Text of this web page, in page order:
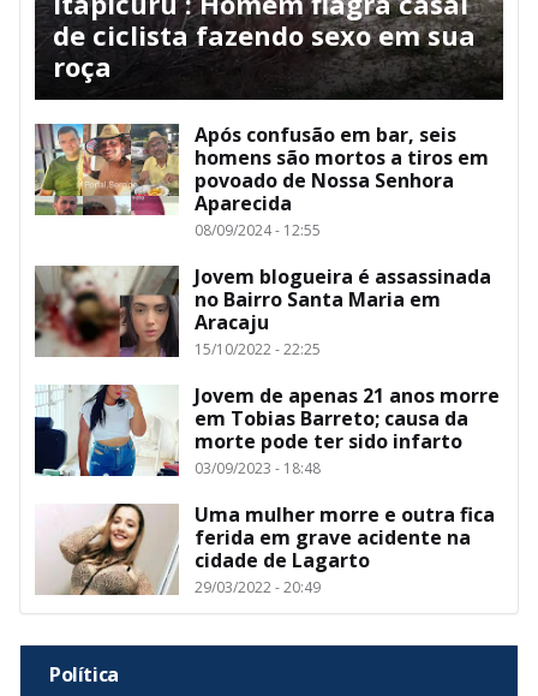
de ciclista fazendo sexo em sua
roça
Após confusão em bar, seis
homens são mortos a tiros em
povoado de Nossa Senhora
Aparecida
08/09/2024 - 12:55
Jovem blogueira é assassinada
no Bairro Santa Maria em
Aracaju
15/10/2022 - 22:25
Jovem de apenas 21 anos morre
em Tobias Barreto; causa da
morte pode ter sido infarto
03/09/2023 - 18:48
Uma mulher morre e outra fica
ferida em grave acidente na
cidade de Lagarto
29/03/2022 - 20:49
Política